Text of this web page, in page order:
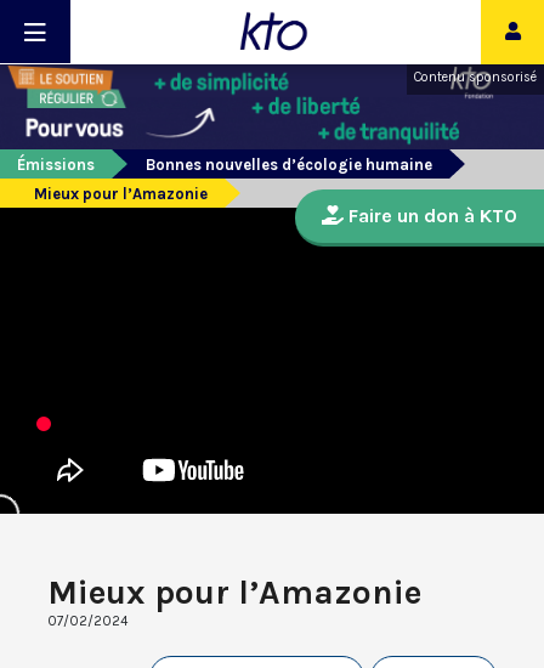
Contenu sponsorisé
Émissions
Bonnes nouvelles d’écologie humaine
Mieux pour l’Amazonie
Mieux pour l’Amazonie
07/02/2024
Faire un don à KTO